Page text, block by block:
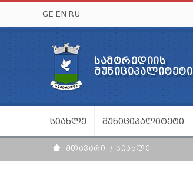
GE EN RU
ᲡᲐᲛᲢᲠᲔᲓᲘᲘᲡ
ᲛᲣᲜᲘᲪᲘᲞᲐᲚᲘᲢᲔᲢᲘ
ᲡᲘᲐᲮᲚᲔ ᲛᲣᲜᲘᲪᲘᲞᲐᲚᲘᲢᲔᲢᲘ
ᲛᲗᲐᲕᲐᲠᲘ ᲡᲘᲐᲮᲚᲔ